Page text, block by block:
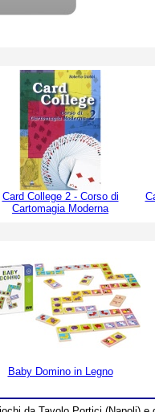
Card College 2 - Corso di
Cartomagia Moderna
Baby Domino in Legno